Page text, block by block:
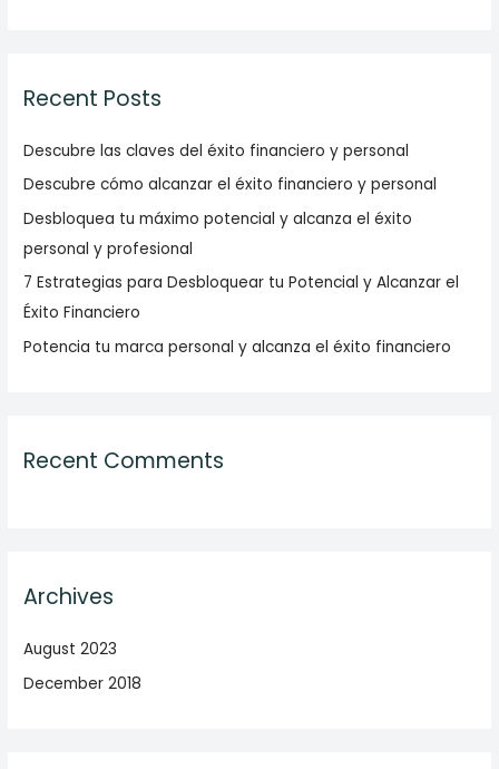
h
r
:
Recent Posts
Descubre las claves del éxito financiero y personal
Descubre cómo alcanzar el éxito financiero y personal
Desbloquea tu máximo potencial y alcanza el éxito
personal y profesional
7 Estrategias para Desbloquear tu Potencial y Alcanzar el
Éxito Financiero
Potencia tu marca personal y alcanza el éxito financiero
Recent Comments
Archives
August 2023
December 2018